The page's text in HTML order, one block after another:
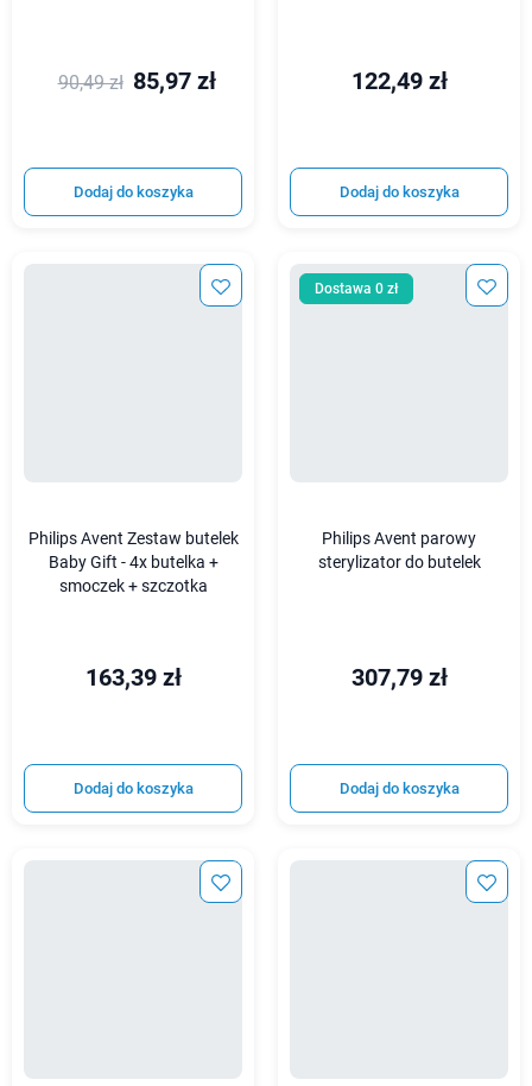
90,49 zł 85,97 zł
Dodaj do koszyka
122,49 zł
Dodaj do koszyka
Philips Avent Zestaw butelek
Baby Gift - 4x butelka +
smoczek + szczotka
163,39 zł
Dodaj do koszyka
Dostawa 0 zł
Philips Avent parowy
sterylizator do butelek
307,79 zł
Dodaj do koszyka